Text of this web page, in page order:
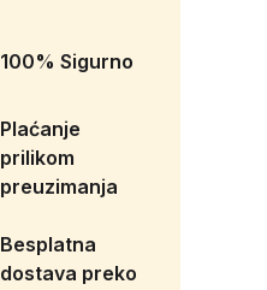
100% Sigurno
Plaćanje
prilikom
preuzimanja
Besplatna
dostava preko